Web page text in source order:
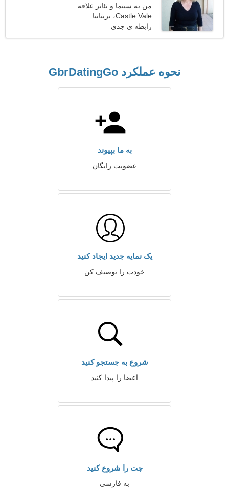
من به سینما و تئاتر علاقه
دارم
Castle Vale، بریتانیا
رابطه ی جدی
نحوه عملکرد GbrDatingGo
به ما بپیوند
عضویت رایگان
یک نمایه جدید ایجاد کنید
خودت را توصیف کن
شروع به جستجو کنید
اعضا را پیدا کنید
چت را شروع کنید
به فارسی